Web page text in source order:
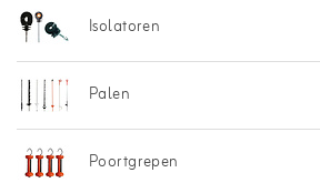
Isolatoren
Palen
Poortgrepen